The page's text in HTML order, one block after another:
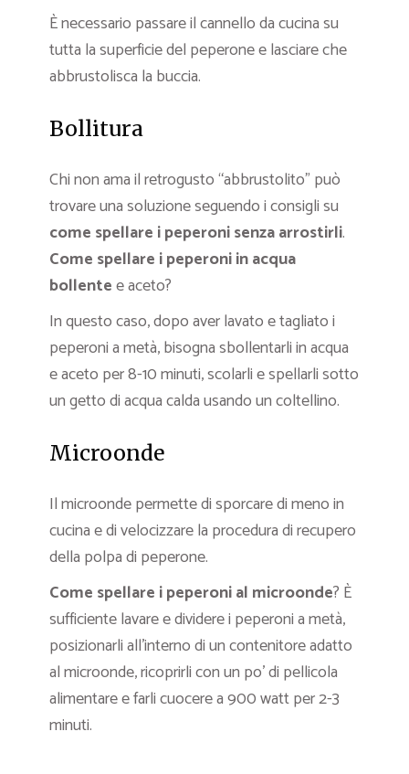
È necessario passare il cannello da cucina su
tutta la superficie del peperone e lasciare che
abbrustolisca la buccia.
Bollitura
Chi non ama il retrogusto “abbrustolito” può
trovare una soluzione seguendo i consigli su
come spellare i peperoni senza arrostirli.
Come spellare i peperoni in acqua
bollentee aceto?
In questo caso, dopo aver lavato e tagliato i
peperoni a metà, bisogna sbollentarli in acqua
e aceto per 8-10 minuti, scolarli e spellarli sotto
un getto di acqua calda usando un coltellino.
Microonde
Il microonde permette di sporcare di meno in
cucina e di velocizzare la procedura di recupero
della polpa di peperone.
Come spellare i peperoni al microonde? È
sufficiente lavare e dividere i peperoni a metà,
posizionarli all’interno di un contenitore adatto
al microonde, ricoprirli con un po’ di pellicola
alimentare e farli cuocere a 900 watt per 2-3
minuti.